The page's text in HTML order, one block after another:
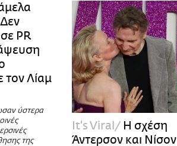
Οι Αθηναίοι
Απώλειες
Lgbtqi+
Επιλογές
PR
τον Λίαμ
ύστερα
της
It's Viral
Η σχέση
Άντερσον και Νίσον